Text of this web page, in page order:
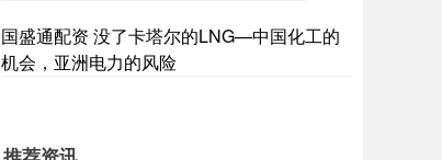
国盛通配资 没了卡塔尔的LNG—中国化工的
机会，亚洲电力的风险